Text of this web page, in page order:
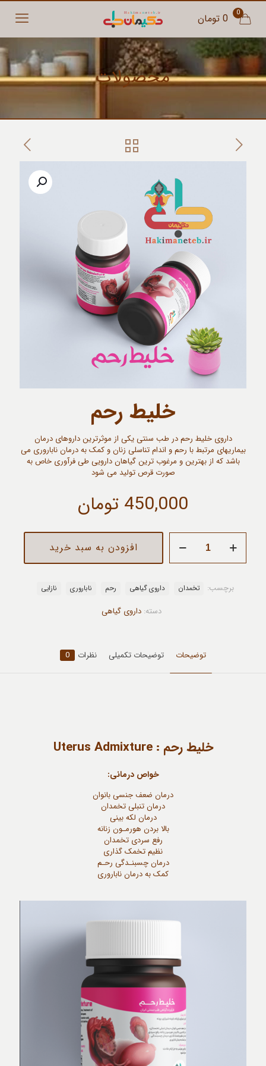
0 0 تومان
محصولات
خلیط رحم
داروی خلیط رحم در طب سنتی یکی از موثرترین داروهای درمان
بیماریهای مرتبط با رحم و اندام تناسلی زنان و کمک به درمان ناباروری می
باشد که از بهترین و مرغوب ترین گیاهان دارویی طی فرآوری خاص به
صورت قرص تولید می شود
450,000 تومان
رحم
عدد
افزودن به سبد خرید
دسته: داروی گیاهی
برچسب: تخمدان داروی گیاهی رحم ناباروری نازایی
توضیحات توضیحات تکمیلی نظرات 0
خلیط رحم : Uterus Admixture
خواص درمانی:
درمان ضعف جنسی بانوان
درمان تنبلی تخمدان
درمان لکه بینی
بالا بردن هورمـون زنانه
رفع سردی تخمدان
نظیم تخمک گذاری
درمان چسبنـدگی رحـم
کمک به درمان ناباروری